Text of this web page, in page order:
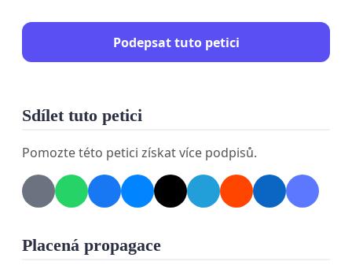
Podepsat tuto petici
Sdílet tuto petici
Pomozte této petici získat více podpisů.
Placená propagace